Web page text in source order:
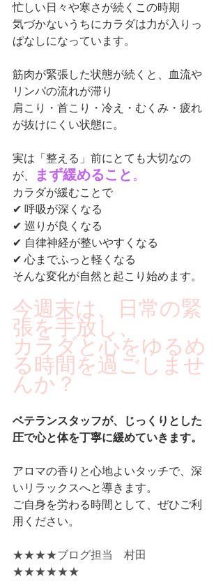
忙しい日々や寒さが続くこの時期
気づかないうちにカラダは力が入りっ
ぱなしになっています。
筋肉が緊張した状態が続くと、血流や
リンパの流れが滞り
肩こり・首こり・冷え・むくみ・疲れ
が抜けにくい状態に。
実は「整える」前にとても大切なの
が、
まず緩めること 。
カラダが緩むことで
✔ 呼吸が深くなる
✔ 巡りが良くなる
✔ 自律神経が整いやすくなる
✔ 心までふっと軽くなる
そんな変化が自然と起こり始めます。
今週末は、日常の緊
張を手放し、
カラダと心をゆるめ
る時間を過ごしませ
んか？
ベテランスタッフが、じっくりとした
圧で心と体を丁寧に緩めていきます。
アロマの香りと心地よいタッチで、深
いリラックスへと導きます。
ご自身を労わる時間として、ぜひご利
用ください。
★★★★ブログ担当　村田
★★★★★★